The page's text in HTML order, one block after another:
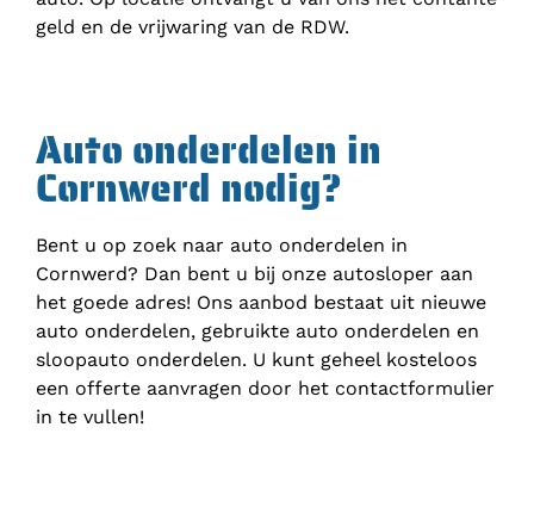
geld en de vrijwaring van de RDW.
Auto onderdelen in
Cornwerd nodig?
Bent u op zoek naar auto onderdelen in
Cornwerd? Dan bent u bij onze autosloper aan
het goede adres! Ons aanbod bestaat uit nieuwe
auto onderdelen, gebruikte auto onderdelen en
sloopauto onderdelen. U kunt geheel kosteloos
een offerte aanvragen door het contactformulier
in te vullen!